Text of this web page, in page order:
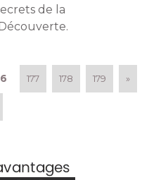
de la
177 178 179 »